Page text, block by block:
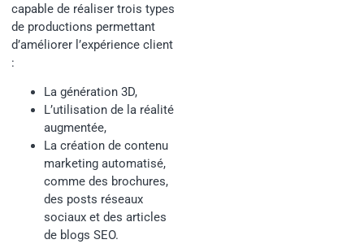
capable de réaliser trois types
de productions permettant
d’améliorer l’expérience client
:
La génération 3D,
L’utilisation de la réalité
augmentée,
La création de contenu
marketing automatisé,
comme des brochures,
des posts réseaux
sociaux et des articles
de blogs SEO.